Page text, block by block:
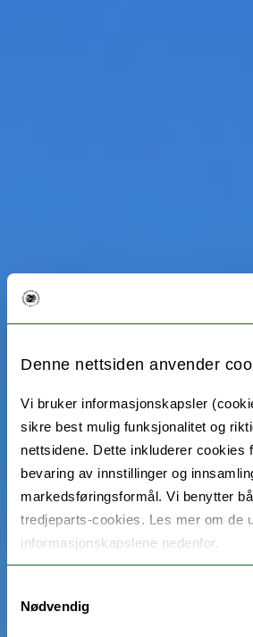
Denne nettsiden anvender
Vi bruker informasjonskapsler
sikre best mulig funksjonalitet og
nettsidene. Dette inkluderer cookies
bevaring av innstillinger og
markedsføringsformål. Vi benytter
tredjeparts-cookies. Les mer om de
informasjonskapslene nedenfor.
Nødvendig